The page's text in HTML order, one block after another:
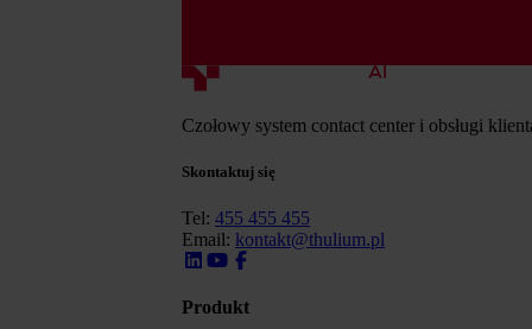
Czołowy system contact center i obsługi
Skontaktuj się
Tel: 455 455 455
Email: kontakt@thulium.pl
Produkt